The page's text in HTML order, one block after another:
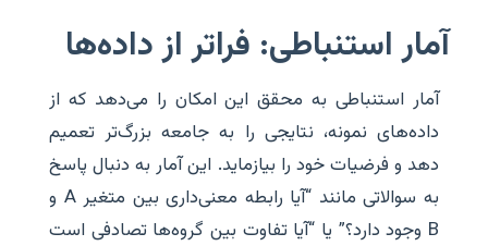
آمار استنباطی: فراتر از داده‌ها
آمار استنباطی به محقق این امکان را می‌دهد که از
داده‌های نمونه، نتایجی را به جامعه بزرگ‌تر تعمیم
دهد و فرضیات خود را بیازماید. این آمار به دنبال پاسخ
به سوالاتی مانند “آیا رابطه معنی‌داری بین متغیر A و
B وجود دارد؟” یا “آیا تفاوت بین گروه‌ها تصادفی است